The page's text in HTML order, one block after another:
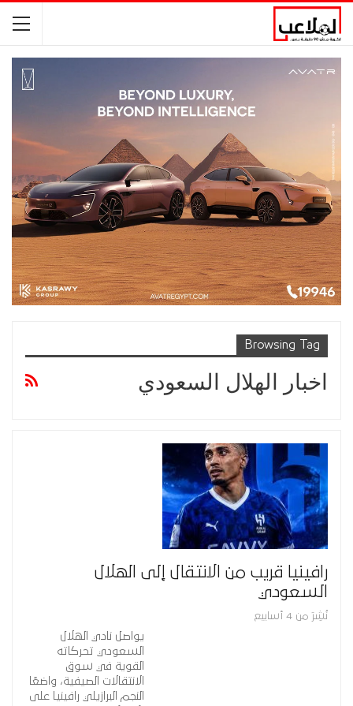
Browsing Tag
اخبار الهلال السعودي
رافينيا قريب من الانتقال إلى الهلال
السعودي
نُشِرَ من 4 أسابيع
يواصل نادي الهلال
السعودي تحركاته
القوية في سوق
الانتقالات الصيفية، واضعًا
النجم البرازيلي رافينيا على